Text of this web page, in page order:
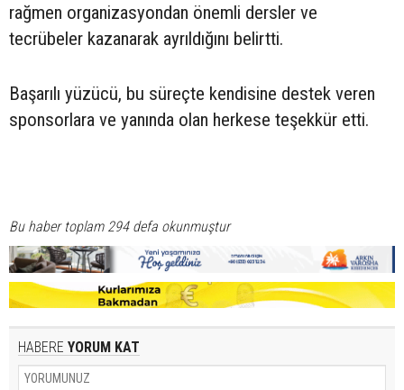
rağmen organizasyondan önemli dersler ve
tecrübeler kazanarak ayrıldığını belirtti.
Başarılı yüzücü, bu süreçte kendisine destek veren
sponsorlara ve yanında olan herkese teşekkür etti.
Bu haber toplam 294 defa okunmuştur
HABERE YORUM KAT